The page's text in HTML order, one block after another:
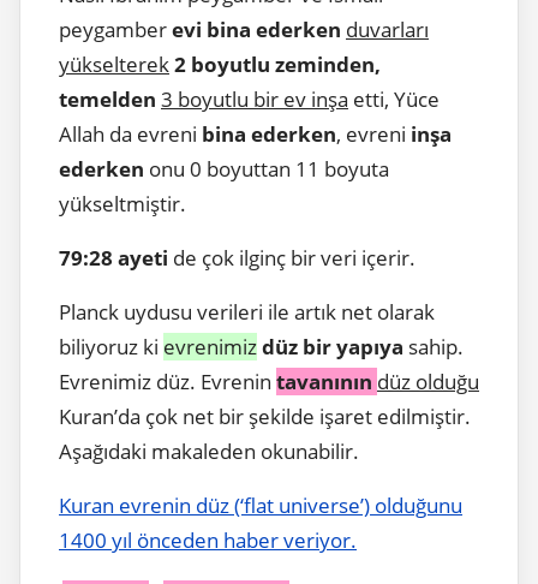
peygamberevi bina ederken duvarları
yükselterek2 boyutlu zeminden,
temelden 3 boyutlu bir ev inşa etti, Yüce
Allah da evreni bina ederken, evreni inşa
ederken onu 0 boyuttan 11 boyuta
yükseltmiştir.
79:28 ayeti de çok ilginç bir veri içerir.
Planck uydusu verileri ile artık net olarak
biliyoruz ki evrenimizdüz bir yapıya sahip.
Evrenimiz düz. Evrenin tavanının düz olduğu
Kuran’da çok net bir şekilde işaret edilmiştir.
Aşağıdaki makaleden okunabilir.
Kuran evrenin düz (‘flat universe’) olduğunu
1400 yıl önceden haber veriyor.